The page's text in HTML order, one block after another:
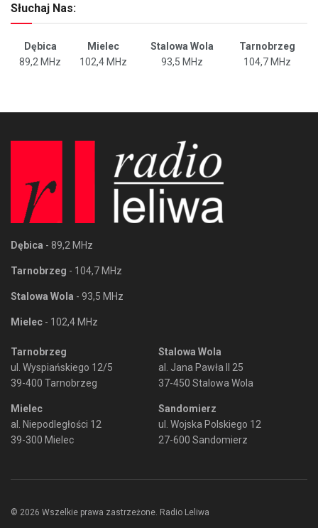
Słuchaj Nas:
Dębica Mielec Stalowa Wola
Tarnobrzeg
89,2 MHz
102,4 MHz 93,5 MHz 104,7 MHz
Dębica - 89,2 MHz
Tarnobrzeg - 104,7 MHz
Stalowa Wola - 93,5 MHz
Mielec - 102,4 MHz
Tarnobrzeg
ul. Wyspiańskiego 12/5
39-400 Tarnobrzeg
Mielec
al. Niepodległości 12
39-300 Mielec
Stalowa Wola
al. Jana Pawła II 25
37-450 Stalowa Wola
Sandomierz
ul. Wojska Polskiego 12
27-600 Sandomierz
© 2026 Wszelkie prawa zastrzeżone. Radio Leliwa